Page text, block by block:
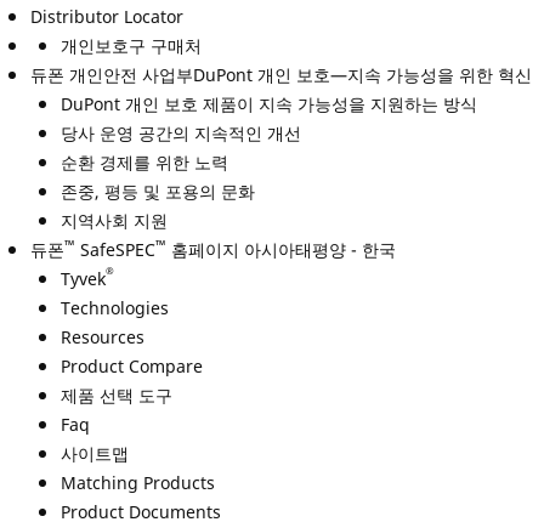
Distributor Locator
개인보호구 구매처
듀폰 개인안전 사업부DuPont 개인 보호—지속 가능성을 위한 혁신
DuPont 개인 보호 제품이 지속 가능성을 지원하는 방식
당사 운영 공간의 지속적인 개선
순환 경제를 위한 노력
존중, 평등 및 포용의 문화
지역사회 지원
듀폰™ SafeSPEC™ 홈페이지 아시아태평양 - 한국
Tyvek®
Technologies
Resources
Product Compare
제품 선택 도구
Faq
사이트맵
Matching Products
Product Documents